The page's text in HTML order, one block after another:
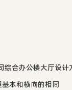
综合办公楼大厅设计
本和横向的相同